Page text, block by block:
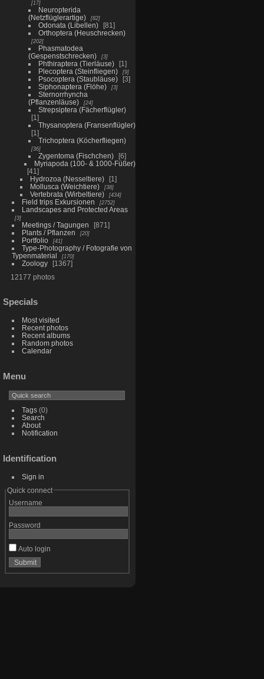
17
Neuropterida
(Netzflüglerartige)
82
Odonata (Libellen)
81
Orthoptera (Heuschrecken)
202
Phasmatodea
(Gespenstschrecken)
3
Phthiraptera (Tierläuse)
1
Plecoptera (Steinfliegen)
9
Psocoptera (Staubläuse)
3
Siphonaptera (Flöhe)
3
Sternorrhyncha
(Pflanzenläuse)
24
Strepsiptera (Fächerflügler)
1
Thysanoptera (Fransenflügler)
1
Trichoptera (Köcherfliegen)
36
Zygentoma (Fischchen)
6
Myriapoda (100- & 1000-Füßer)
41
Hydrozoa (Nesseltiere)
1
Mollusca (Weichtiere)
38
Vertebrata (Wirbeltiere) 434
Field trips Exkursionen 2752
Landscapes and Protected Areas
3
Meetings / Tagungen
871
Plants / Pflanzen
20
Portfolio 41
Type-Photography / Fotografie von
Typenmaterial
170
Zoology
1367
12177 photos
Specials
Most visited
Recent photos
Recent albums
Random photos
Calendar
Menu
Tags(0)
Search
About
Notification
Identification
Sign in
Quick connect
Username
Password
Auto login